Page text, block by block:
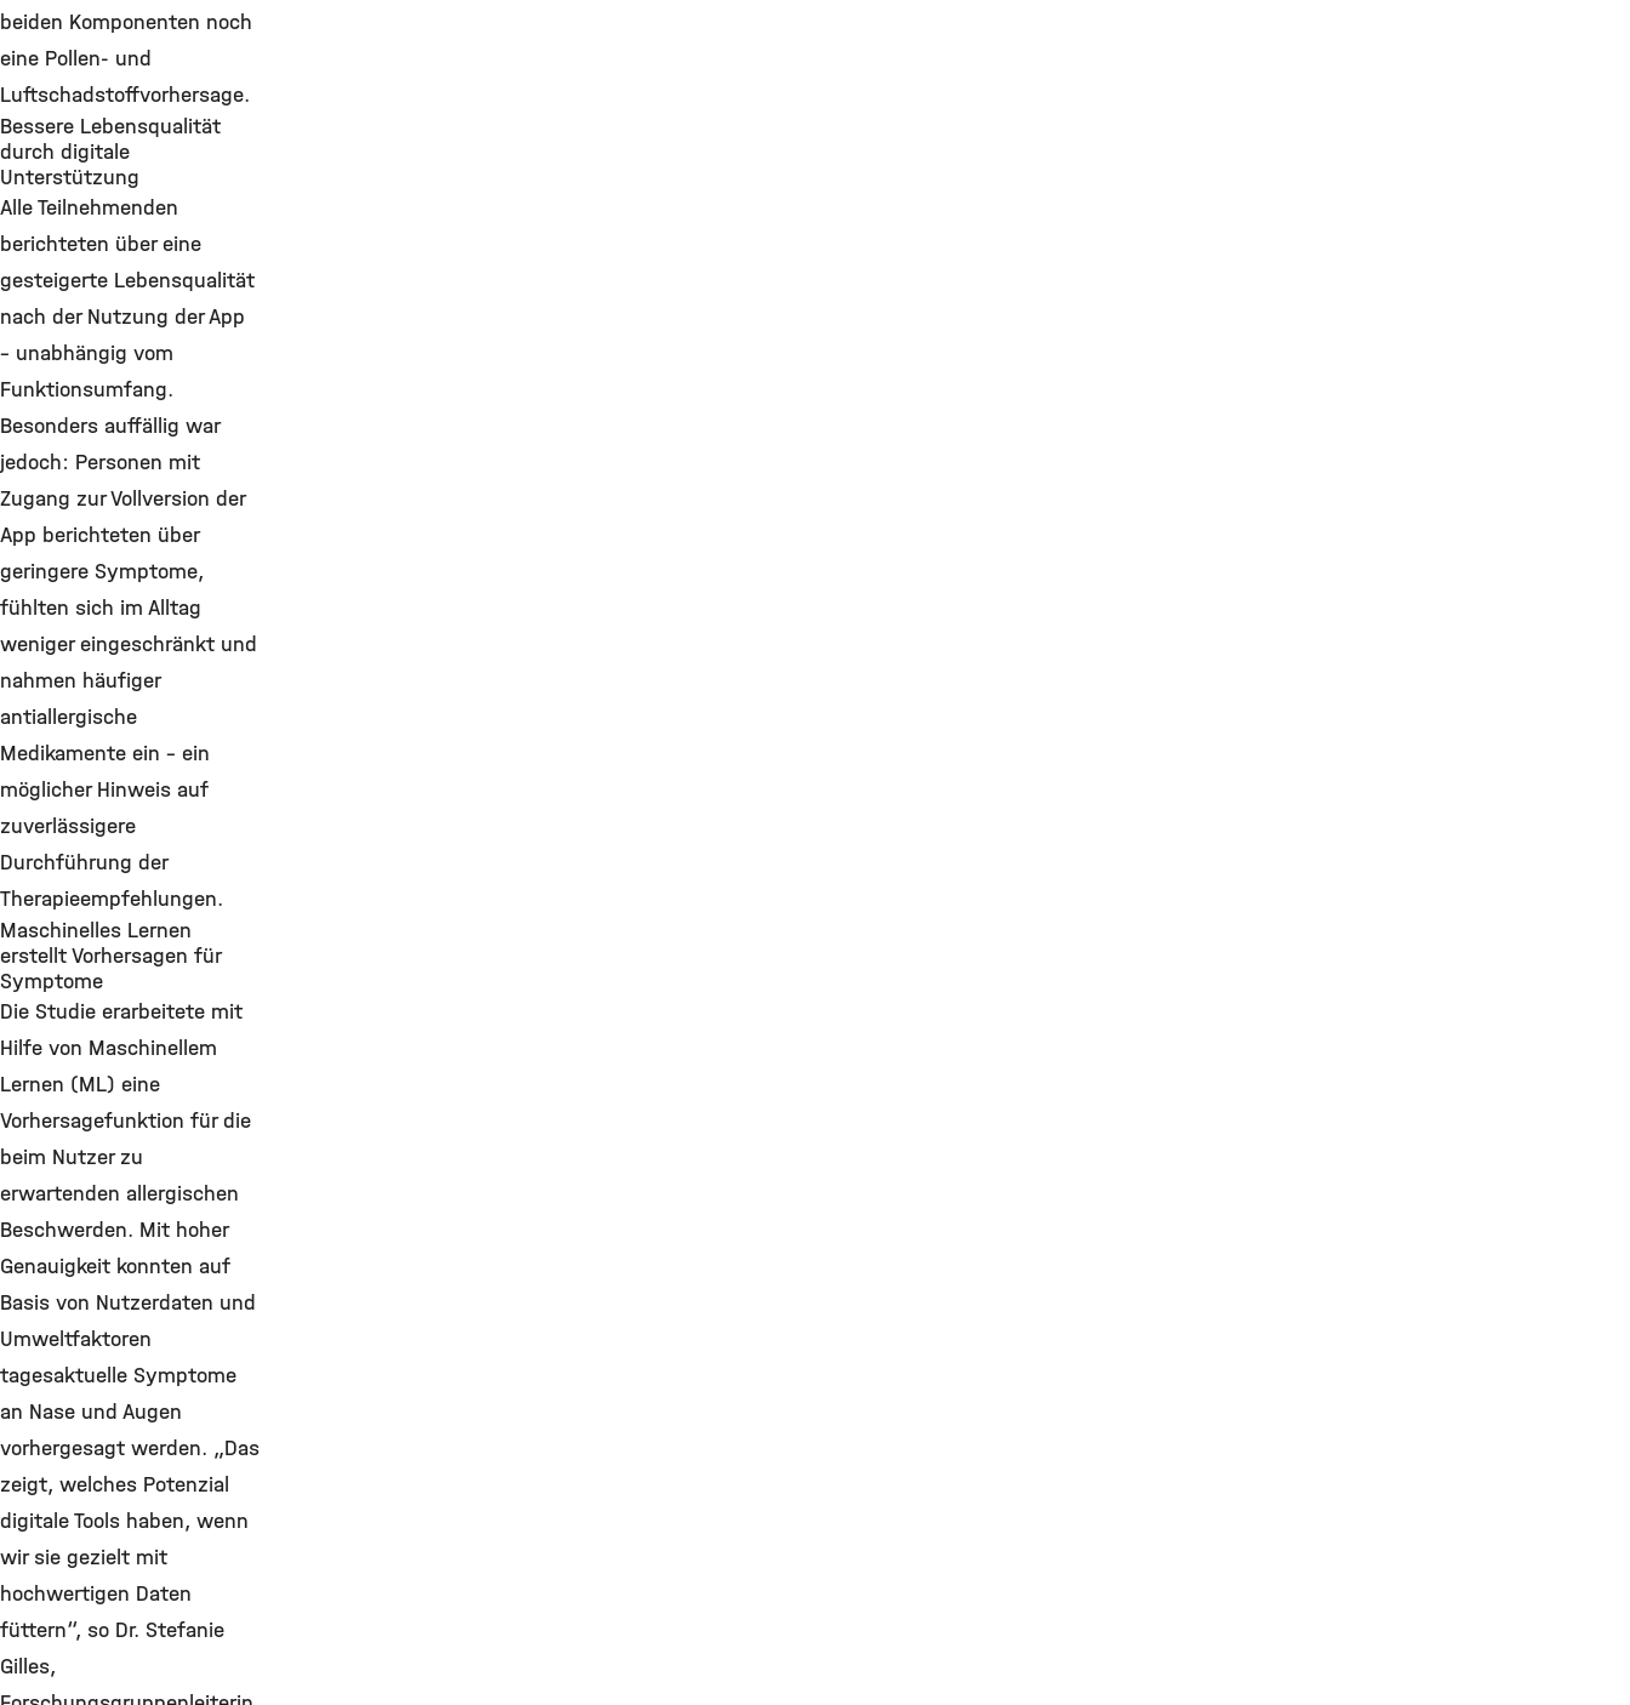
beiden Komponenten noch
eine Pollen- und
Luftschadstoffvorhersage.
Bessere Lebensqualität
durch digitale
Unterstützung
Alle Teilnehmenden
berichteten über eine
gesteigerte Lebensqualität
nach der Nutzung der App
– unabhängig vom
Funktionsumfang.
Besonders auffällig war
jedoch: Personen mit
Zugang zur Vollversion der
App berichteten über
geringere Symptome,
fühlten sich im Alltag
weniger eingeschränkt und
nahmen häufiger
antiallergische
Medikamente ein – ein
möglicher Hinweis auf
zuverlässigere
Durchführung der
Therapieempfehlungen.
Maschinelles Lernen
erstellt Vorhersagen für
Symptome
Die Studie erarbeitete mit
Hilfe von Maschinellem
Lernen (ML) eine
Vorhersagefunktion für die
beim Nutzer zu
erwartenden allergischen
Beschwerden. Mit hoher
Genauigkeit konnten auf
Basis von Nutzerdaten und
Umweltfaktoren
tagesaktuelle Symptome
an Nase und Augen
vorhergesagt werden. „Das
zeigt, welches Potenzial
digitale Tools haben, wenn
wir sie gezielt mit
hochwertigen Daten
füttern“, so Dr. Stefanie
Gilles,